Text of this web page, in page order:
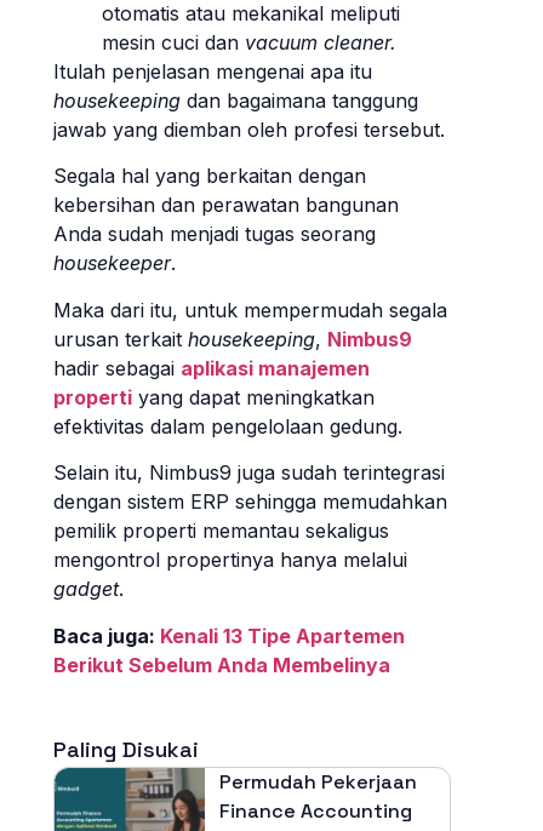
otomatis atau mekanikal meliputi
mesin cuci dan vacuum cleaner.
Itulah penjelasan mengenai apa itu
housekeeping dan bagaimana tanggung
jawab yang diemban oleh profesi tersebut.
Segala hal yang berkaitan dengan
kebersihan dan perawatan bangunan
Anda sudah menjadi tugas seorang
housekeeper.
Maka dari itu, untuk mempermudah segala
urusan terkait housekeeping, Nimbus9
hadir sebagai aplikasi manajemen
properti yang dapat meningkatkan
efektivitas dalam pengelolaan gedung.
Selain itu, Nimbus9 juga sudah terintegrasi
dengan sistem ERP sehingga memudahkan
pemilik properti memantau sekaligus
mengontrol propertinya hanya melalui
gadget.
Baca juga: Kenali 13 Tipe Apartemen
Berikut Sebelum Anda Membelinya
Paling Disukai
Permudah Pekerjaan
Finance Accounting